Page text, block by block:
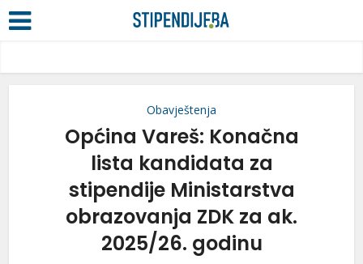
Obavještenja
Općina Vareš: Konačna
lista kandidata za
stipendije Ministarstva
obrazovanja ZDK za ak.
2025/26. godinu